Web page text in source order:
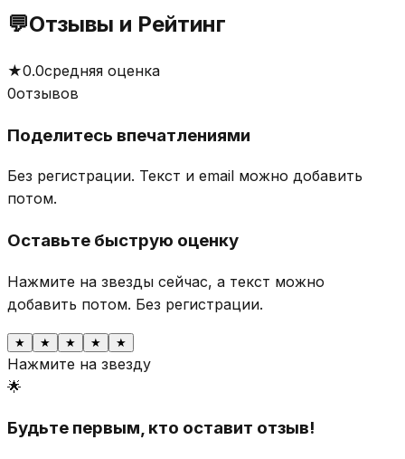
💬Отзывы и Рейтинг
★0.0средняя оценка
0отзывов
Поделитесь впечатлениями
Без регистрации. Текст и email можно добавить
потом.
Оставьте быструю оценку
Нажмите на звезды сейчас, а текст можно
добавить потом. Без регистрации.
★ ★ ★ ★ ★
Нажмите на звезду
🌟
Будьте первым, кто оставит отзыв!